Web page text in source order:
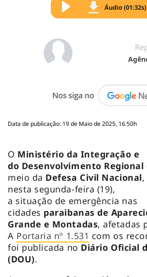
Áudio (01:32s)
Data de publicação: 19 de Maio de 2025, 16:50h
O Ministério da Integração e
do Desenvolvimento Regional
meio da Defesa Civil Nacional
nesta segunda-feira (19),
a situação de emergência nas
cidades paraibanas de
Grande e Montadas, afetadas
A Portaria nº 1.531 com os
foi publicada no Diário Oficial
(DOU).